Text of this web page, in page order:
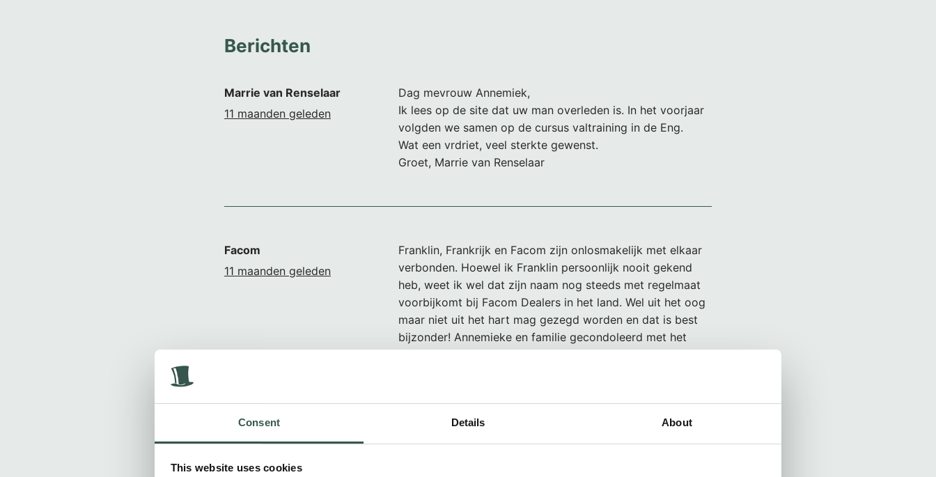
Consent Details About
This website uses cookies
Berichten
Marrie van Renselaar
11 maanden geleden
Dag mevrouw Annemiek,
Ik lees op de site dat uw man overleden is. In het voorjaar
volgden we samen op de cursus valtraining in de Eng.
Wat een vrdriet, veel sterkte gewenst.
Groet, Marrie van Renselaar
Facom
11 maanden geleden
Franklin, Frankrijk en Facom zijn onlosmakelijk met elkaar
verbonden. Hoewel ik Franklin persoonlijk nooit gekend
heb, weet ik wel dat zijn naam nog steeds met regelmaat
voorbijkomt bij Facom Dealers in het land. Wel uit het oog
maar niet uit het hart mag gezegd worden en dat is best
bijzonder! Annemieke en familie gecondoleerd met het